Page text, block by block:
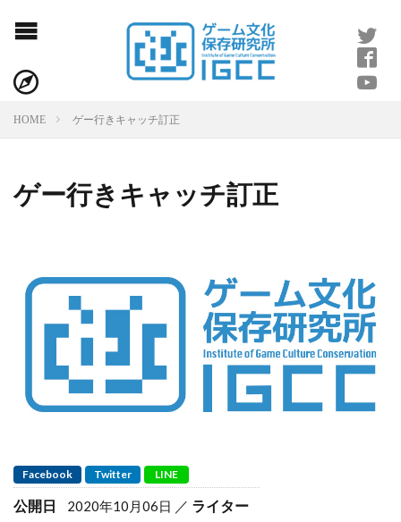
HOME ゲー行きキャッチ訂正
ゲー行きキャッチ訂正
Facebook Twitter LINE
公開日 2020年10月06日 ライター